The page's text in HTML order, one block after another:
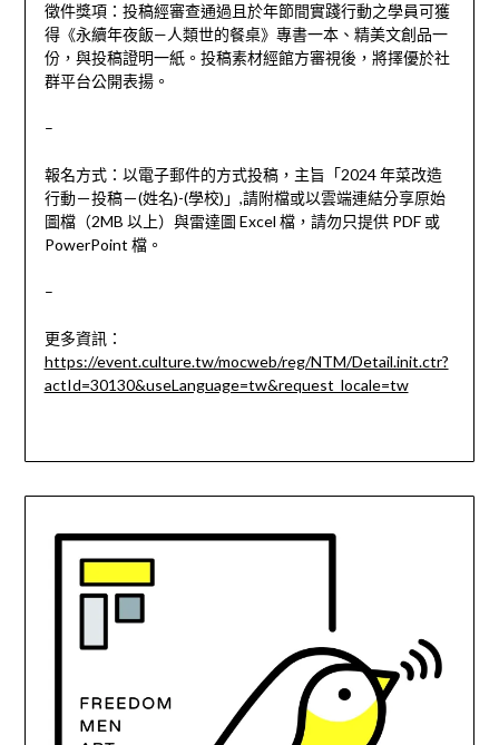
徵件獎項：投稿經審查通過且於年節間實踐行動之學員可獲
得《永續年夜飯—人類世的餐桌》專書一本、精美文創品一
份，與投稿證明一紙。投稿素材經館方審視後，將擇優於社
群平台公開表揚。
–
報名方式：以電子郵件的方式投稿，主旨「2024 年菜改造
行動－投稿－(姓名)-(學校)」,請附檔或以雲端連結分享原始
圖檔（2MB 以上）與雷達圖 Excel 檔，請勿只提供 PDF 或
PowerPoint 檔。
–
更多資訊：
https://event.culture.tw/mocweb/reg/NTM/Detail.init.ctr?
actId=30130&useLanguage=tw&request_locale=tw